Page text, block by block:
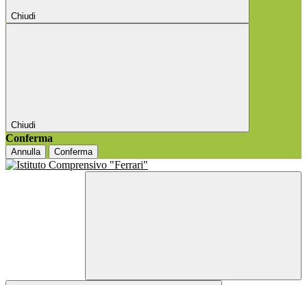
Chiudi
Chiudi
Conferma
Annulla Conferma